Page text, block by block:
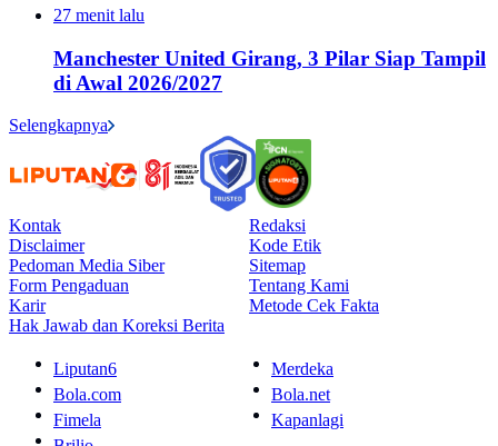
27 menit lalu
Manchester United Girang, 3 Pilar Siap Tampil
di Awal 2026/2027
Selengkapnya
Kontak
Redaksi
Disclaimer
Kode Etik
Pedoman Media Siber
Sitemap
Form Pengaduan
Tentang Kami
Karir
Metode Cek Fakta
Hak Jawab dan Koreksi Berita
Liputan6
Merdeka
Bola.com
Bola.net
Fimela
Kapanlagi